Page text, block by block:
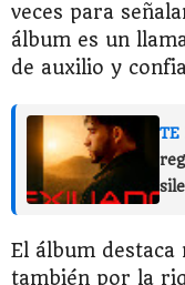
veces para
álbum es un
de auxilio y
TE
El álbum
también por la